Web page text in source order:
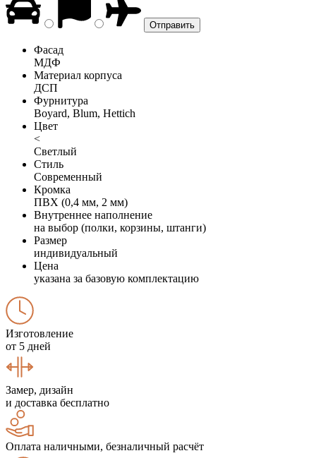
Фасад
МДФ
Материал корпуса
ДСП
Фурнитура
Boyard, Blum, Hettich
Цвет
<
Светлый
Стиль
Современный
Кромка
ПВХ (0,4 мм, 2 мм)
Внутреннее наполнение
на выбор (полки, корзины, штанги)
Размер
индивидуальный
Цена
указана за базовую комплектацию
Изготовление
от 5 дней
Замер, дизайн
и доставка бесплатно
Оплата наличными, безналичный расчёт